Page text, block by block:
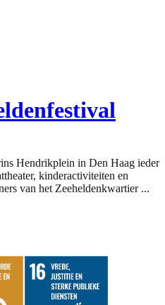
Hendrikplein in Den Haag ieder
kinderactiviteiten en
van het Zeeheldenkwartier ...